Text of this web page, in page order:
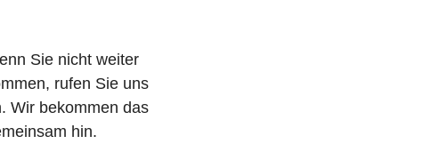
Sie nicht weiter
rufen Sie uns
Wir bekommen das
hin.